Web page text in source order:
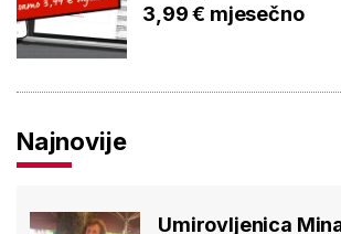
3,99 € mjesečno
Najnovije
Umirovljenica